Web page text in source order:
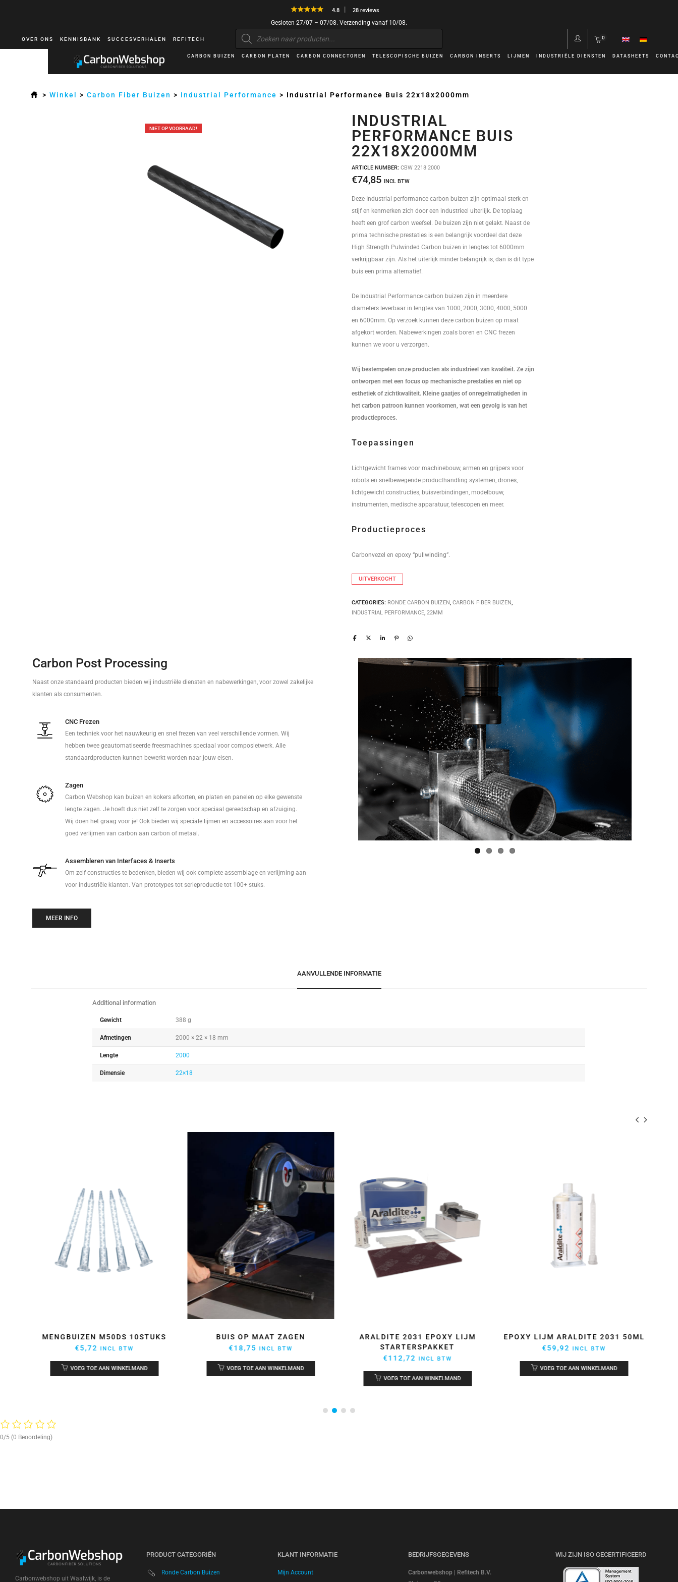
4.8 28 reviews
Gesloten 27/07 – 07/08. Verzending vanaf 10/08.
OVER ONS KENNISBANK SUCCESVERHALEN REFITECH
Producten
zoeken
0
CARBON BUIZEN CARBON PLATEN CARBON CONNECTOREN TELESCOPISCHE BUIZEN CARBON INSERTS LIJMEN INDUSTRIËLE DIENSTEN DATASHEETS
>Winkel >Carbon Fiber Buizen > Industrial Performance > Industrial Performance Buis 22x18x2000mm
NIET OP VOORRAAD!
INDUSTRIAL
PERFORMANCE BUIS
22X18X2000MM
ARTICLE NUMBER: CBW 2218 2000
€74,85 INCL BTW
Deze Industrial performance carbon buizen zijn optimaal sterk en
stijf en kenmerken zich door een industrieel uiterlijk. De toplaag
heeft een grof carbon weefsel. De buizen zijn niet gelakt. Naast de
prima technische prestaties is een belangrijk voordeel dat deze
High Strength Pulwinded Carbon buizen in lengtes tot 6000mm
verkrijgbaar zijn. Als het uiterlijk minder belangrijk is, dan is dit type
buis een prima alternatief.
De Industrial Performance carbon buizen zijn in meerdere
diameters leverbaar in lengtes van 1000, 2000, 3000, 4000, 5000
en 6000mm. Op verzoek kunnen deze carbon buizen op maat
afgekort worden. Nabewerkingen zoals boren en CNC frezen
kunnen we voor u verzorgen.
Wij bestempelen onze producten als industrieel van kwaliteit. Ze zijn
ontworpen met een focus op mechanische prestaties en niet op
esthetiek of zichtkwaliteit. Kleine gaatjes of onregelmatigheden in
het carbon patroon kunnen voorkomen, wat een gevolg is van het
productieproces.
Toepassingen
Lichtgewicht frames voor machinebouw, armen en grijpers voor
robots en snelbewegende producthandling systemen, drones,
lichtgewicht constructies, buisverbindingen, modelbouw,
instrumenten, medische apparatuur, telescopen en meer.
Productieproces
Carbonvezel en epoxy “pullwinding”.
UITVERKOCHT
CATEGORIES: RONDE CARBON BUIZEN, CARBON FIBER BUIZEN,
INDUSTRIAL PERFORMANCE, 22MM
Carbon Post Processing
Naast onze standaard producten bieden wij industriële diensten en nabewerkingen, voor zowel zakelijke
klanten als consumenten.
CNC Frezen
Een techniek voor het nauwkeurig en snel frezen van veel verschillende vormen. Wij
hebben twee geautomatiseerde freesmachines speciaal voor composietwerk. Alle
standaardproducten kunnen bewerkt worden naar jouw eisen.
Zagen
Carbon Webshop kan buizen en kokers afkorten, en platen en panelen op elke gewenste
lengte zagen. Je hoeft dus niet zelf te zorgen voor speciaal gereedschap en afzuiging.
Wij doen het graag voor je! Ook bieden wij speciale lijmen en accessoires aan voor het
goed verlijmen van carbon aan carbon of metaal.
Assembleren van Interfaces & Inserts
Om zelf constructies te bedenken, bieden wij ook complete assemblage en verlijming aan
voor industriële klanten. Van prototypes tot serieproductie tot 100+ stuks.
MEER INFO
AANVULLENDE INFORMATIE
Additional information
Gewicht 388 g
Afmetingen 2000 × 22 × 18 mm
Lengte 2000
Dimensie 22×18
MENGBUIZEN M50DS 10STUKS
€5,72 INCL BTW
VOEG TOE AAN WINKELMAND
BUIS OP MAAT ZAGEN
€18,75 INCL BTW
VOEG TOE AAN WINKELMAND
ARALDITE 2031 EPOXY LIJM
STARTERSPAKKET
€112,72 INCL BTW
VOEG TOE AAN WINKELMAND
EPOXY LIJM ARALDITE 2031 50ML
€59,92 INCL BTW
VOEG TOE AAN WINKELMAND
0/5 (0 Beoordeling)
Carbonwebshop uit Waalwijk, is de
PRODUCT CATEGORIËN
Ronde Carbon Buizen
KLANT INFORMATIE
Mijn Account
BEDRIJFSGEGEVENS
Carbonwebshop | Refitech B.V.
WIJ ZIJN ISO GECERTIFICEERD